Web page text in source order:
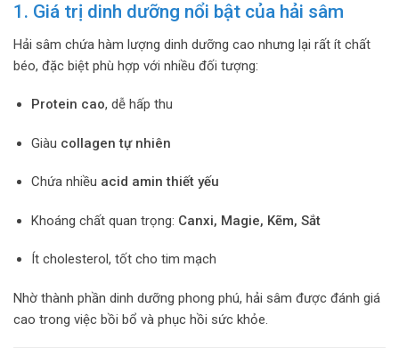
1. Giá trị dinh dưỡng nổi bật của hải sâm
Hải sâm chứa hàm lượng dinh dưỡng cao nhưng lại rất ít chất
béo, đặc biệt phù hợp với nhiều đối tượng:
Protein cao, dễ hấp thu
Giàu collagen tự nhiên
Chứa nhiều acid amin thiết yếu
Khoáng chất quan trọng: Canxi, Magie, Kẽm, Sắt
Ít cholesterol, tốt cho tim mạch
Nhờ thành phần dinh dưỡng phong phú, hải sâm được đánh giá
cao trong việc bồi bổ và phục hồi sức khỏe.